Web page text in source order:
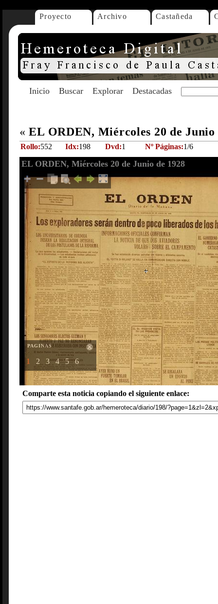
Proyecto Archivo Castañeda
Inicio Buscar Explorar Destacadas
« EL ORDEN, Miércoles 20 de
Rollo:552 Idx:198 Dvd:1 Nº Páginas:1/6
EL ORDEN, Miércoles 20 de Junio de 1928
PAGINAS
1 2 3 4 5 6
Comparte esta noticia copiando el siguiente enlace: